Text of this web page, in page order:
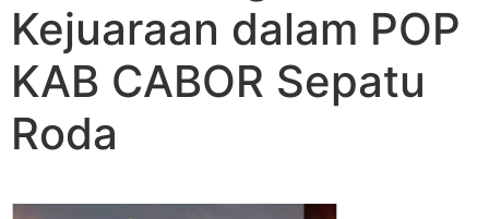
Kejuaraan dalam POP
KAB CABOR Sepatu
Roda